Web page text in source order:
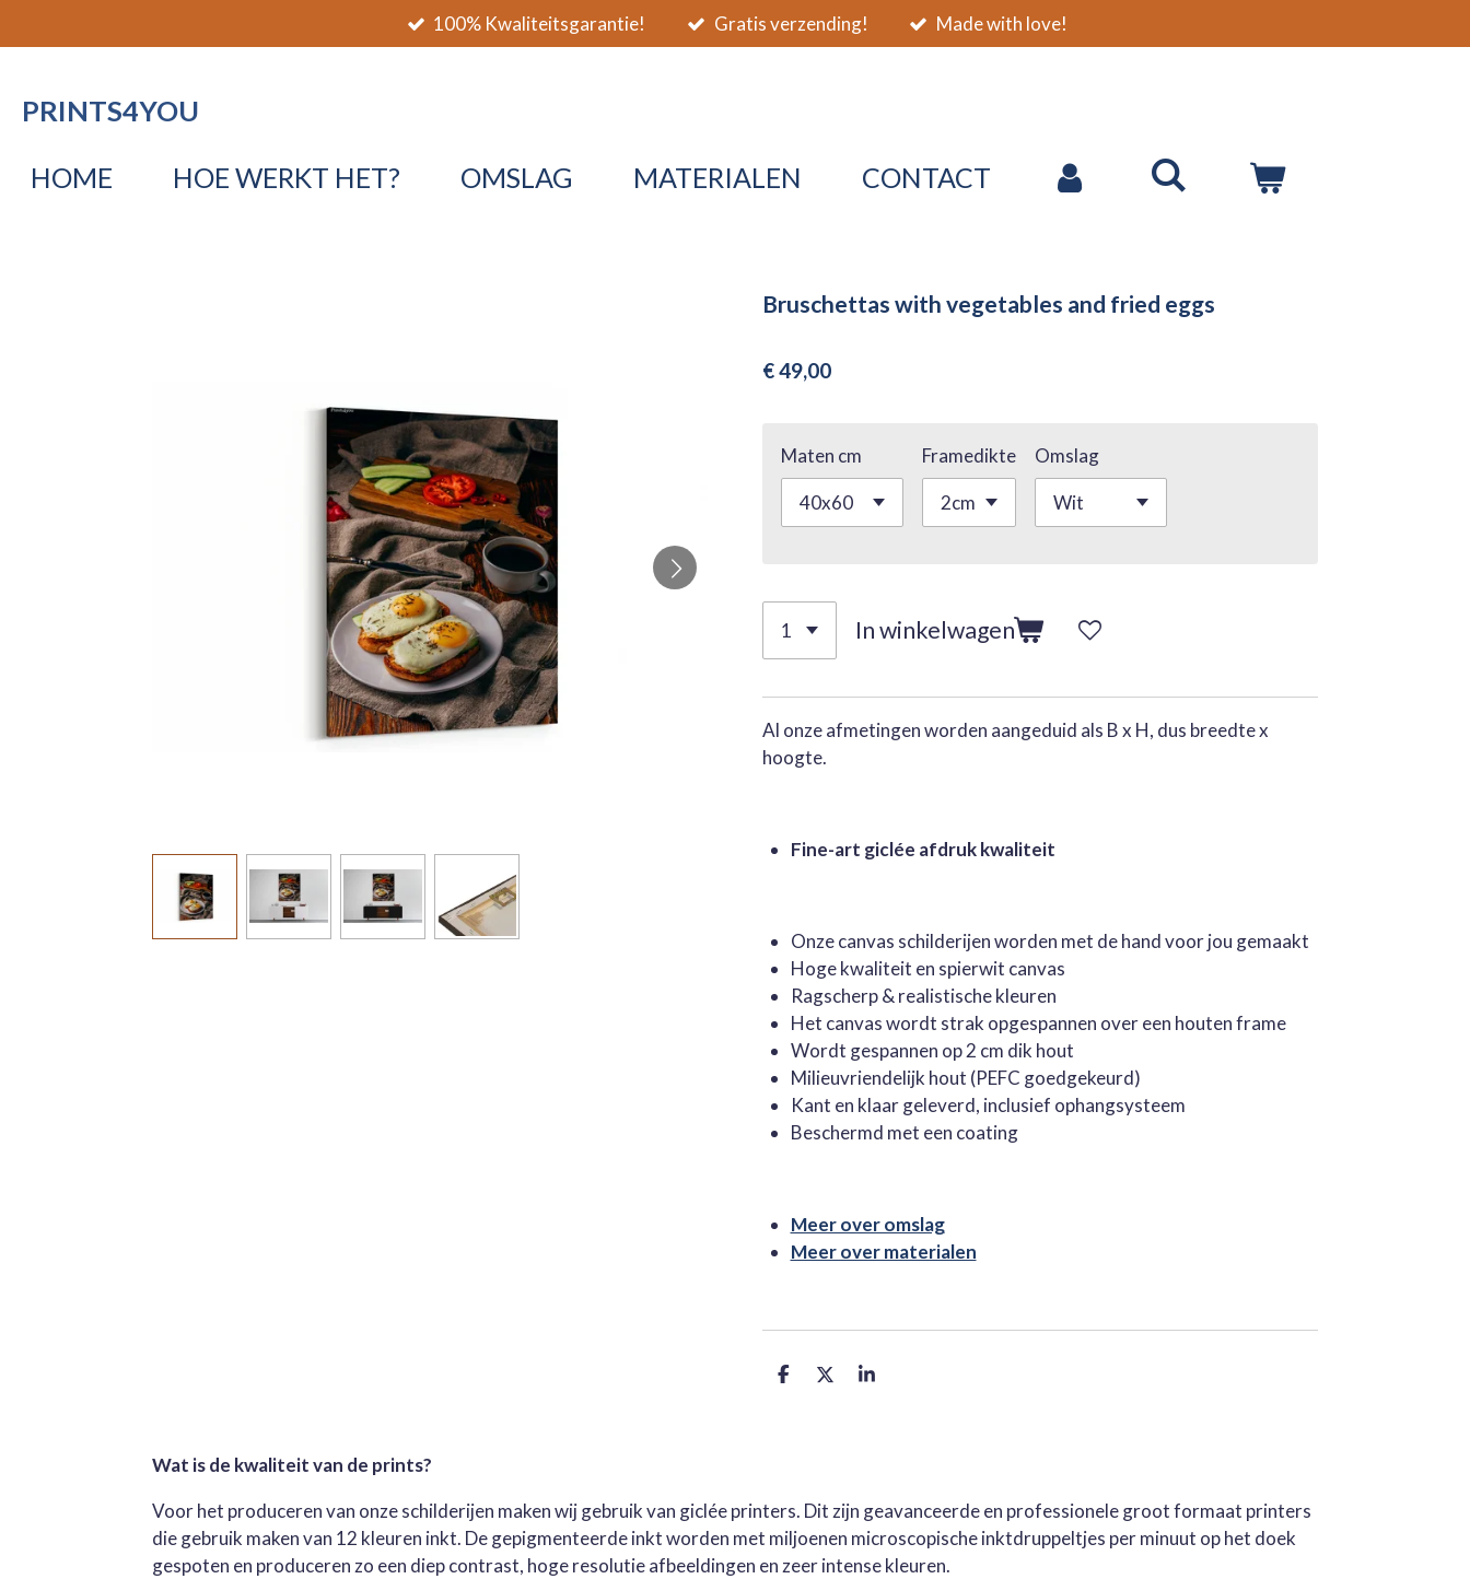
direct
de
100% Kwaliteitsgarantie! Gratis verzending! Made with love!
PRINTS4YOU
HOME HOE WERKT HET? OMSLAG MATERIALEN CONTACT
Bruschettas with vegetables and fried eggs
€ 49,00
Maten cm Framedikte Omslag
In winkelwagen
Al onze afmetingen worden aangeduid als B x H, dus breedte x
hoogte.
Fine-art giclée afdruk kwaliteit
Onze canvas schilderijen worden met de hand voor jou gemaakt
Hoge kwaliteit en spierwit canvas
Ragscherp & realistische kleuren
Het canvas wordt strak opgespannen over een houten frame
Wordt gespannen op 2 cm dik hout
Milieuvriendelijk hout (PEFC goedgekeurd)
Kant en klaar geleverd, inclusief ophangsysteem
Beschermd met een coating
Meer over omslag
Meer over materialen
D
D
S
Wat is de kwaliteit van de prints?
Voor het produceren van onze schilderijen maken wij gebruik van giclée printers. Dit zijn geavanceerde en professionele groot formaat printers
die gebruik maken van 12 kleuren inkt. De gepigmenteerde inkt worden met miljoenen microscopische inktdruppeltjes per minuut op het doek
gespoten en produceren zo een diep contrast, hoge resolutie afbeeldingen en zeer intense kleuren.